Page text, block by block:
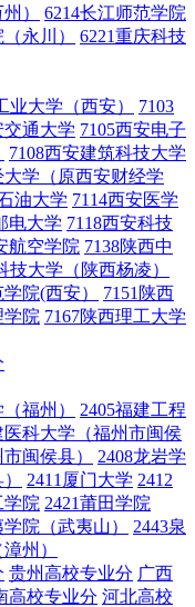
）
6214长江师范学院
永川）
6221重庆科技
业大学（西安）
7103
交通大学 7105西安电子
7108西安建筑科技大学
大学（原西安财经学
油大学 7114西安医学
电大学 7118西安科技
航空学院 7138陕西中
技大学（陕西杨凌）
院(西安）
7151陕西
学院 7167陕西理工大学
福州）
2405福建工程
医科大学（福州市闽侯
闽侯县）
2408龙岩学
2411厦门大学 2412
学院 2421莆田学院
院（武夷山）
2443泉
州）
贵州高校专业分 广西
高校专业分 河北高校